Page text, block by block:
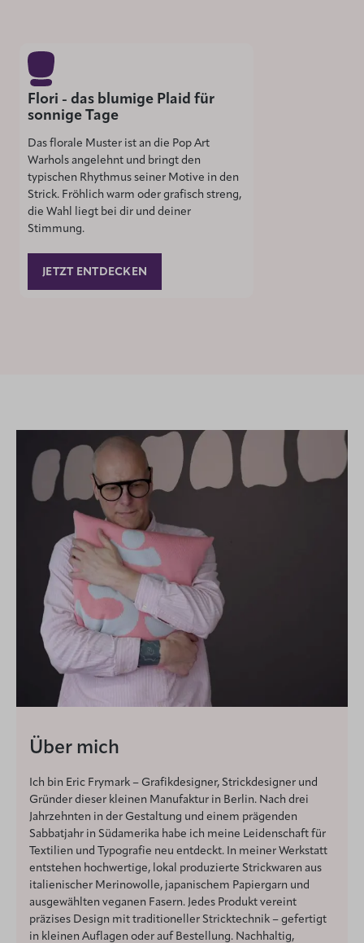
Flori - das blumige Plaid für
sonnige Tage
Das florale Muster ist an die Pop Art
Warhols angelehnt und bringt den
typischen Rhythmus seiner Motive in den
Strick. Fröhlich warm oder grafisch streng,
die Wahl liegt bei dir und deiner
Stimmung.
JETZT ENTDECKEN
Über mich
Ich bin Eric Frymark – Grafikdesigner, Strickdesigner und
Gründer dieser kleinen Manufaktur in Berlin. Nach drei
Jahrzehnten in der Gestaltung und einem prägenden
Sabbatjahr in Südamerika habe ich meine Leidenschaft für
Textilien und Typografie neu entdeckt. In meiner Werkstatt
entstehen hochwertige, lokal produzierte Strickwaren aus
italienischer Merinowolle, japanischem Papiergarn und
ausgewählten veganen Fasern. Jedes Produkt vereint
präzises Design mit traditioneller Stricktechnik – gefertigt
in kleinen Auflagen oder auf Bestellung. Nachhaltig,